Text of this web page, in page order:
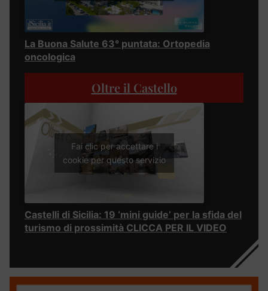
La Buona Salute 63° puntata: Ortopedia
oncologica
Oltre il Castello
Fai clic per accettare i
cookie per questo servizio
Castelli di Sicilia: 19 ‘mini guide’ per la sfida del
turismo di prossimità CLICCA PER IL VIDEO